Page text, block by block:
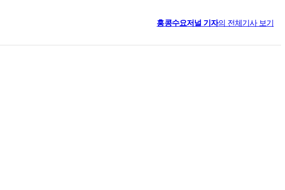
홍콩수요저널 기자의 전체기사 보기